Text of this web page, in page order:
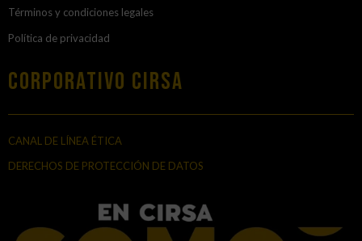
Términos y condiciones legales
Política de privacidad
Corporativo Cirsa
CANAL DE LÍNEA ÉTICA
DERECHOS DE PROTECCIÓN DE DATOS